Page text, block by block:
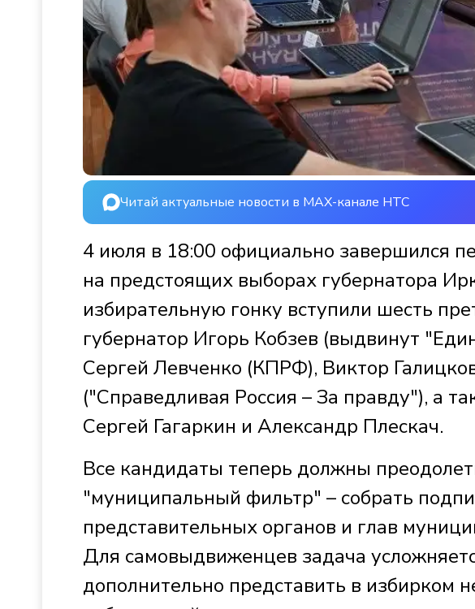
Читай актуальные новости в MAX-канале НТС
4 июля в 18:00 официально завершился
на предстоящих выборах губернатора
избирательную гонку вступили шесть
губернатор Игорь Кобзев (выдвинут
Сергей Левченко (КПРФ), Виктор
("Справедливая Россия – За правду"), а
Сергей Гагаркин и Александр Плескач.
Все кандидаты теперь должны
"муниципальный фильтр" – собрать
представительных органов и глав
Для самовыдвиженцев задача
дополнительно представить в избирком